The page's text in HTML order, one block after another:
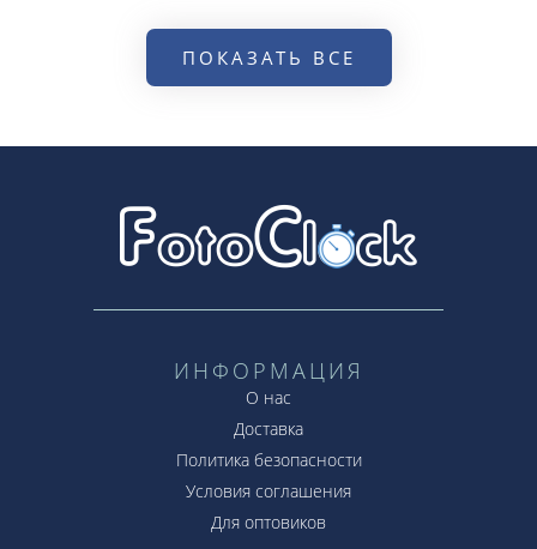
ПОКАЗАТЬ ВСЕ
ИНФОРМАЦИЯ
О нас
Доставка
Политика безопасности
Условия соглашения
Для оптовиков